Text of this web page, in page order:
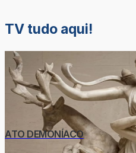
TV tudo aqui!
ATO DEMONÍACO